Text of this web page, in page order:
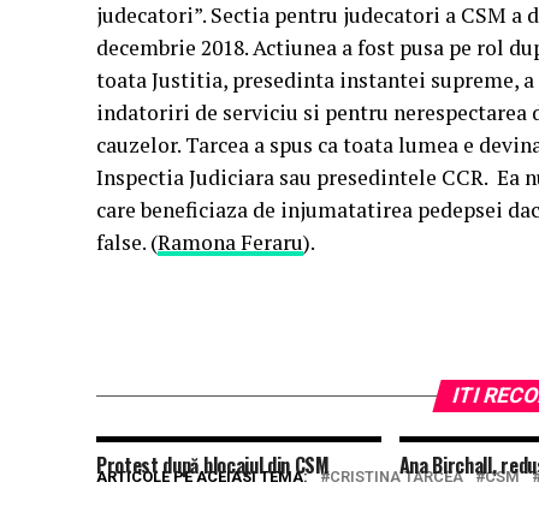
judecatori”. Sectia pentru judecatori a CSM
decembrie 2018. Actiunea a fost pusa pe rol
toata Justitia, presedinta instantei supreme,
indatoriri de serviciu si pentru
cauzelor. Tarcea a spus ca toata lumea e
Inspectia Judiciara sau presedintele CCR.
care beneficiaza de injumatatirea pedepsei
false. (Ramona Feraru).
ARTICOLE PE ACEIASI TEMA: CRISTINA TARCEA CSM
ITI
Protest după blocajul din CSM Ana Birchall,